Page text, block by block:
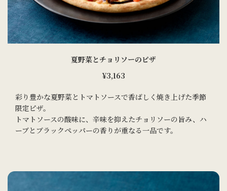
夏野菜とチョリソーのピザ
¥3,163
彩り豊かな夏野菜とトマトソースで香ばしく焼き上げた季節
限定ピザ。
トマトソースの酸味に、辛味を抑えたチョリソーの旨み、ハ
ーブとブラックペッパーの香りが重なる一品です。